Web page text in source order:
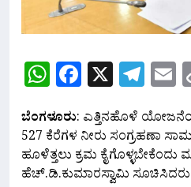
WhatsApp
X
ಬೆಂಗಳೂರು: ಎತ್ತಿನಹೊಳೆ
527 ಕೆರೆಗಳ ನೀರು ಸಂಗ್ರಹಣಾ
ಹೂಳೆತ್ತಲು ಕ್ರಮ ಕೈಗೊಳ್ಳಬೇಕೆಂದು
ಹೆಚ್.ಡಿ.ಕುಮಾರಸ್ವಾಮಿ